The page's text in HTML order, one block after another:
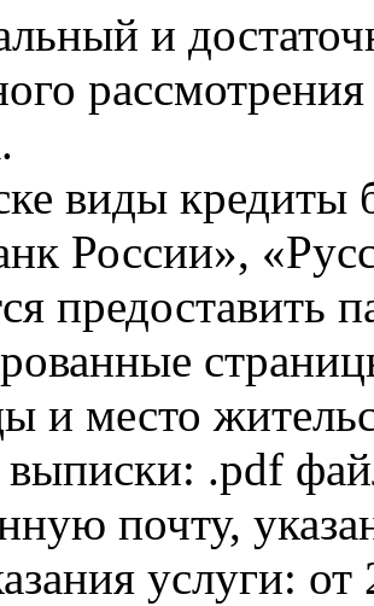
и
виды кредиты
России»,
предоставить
и место
.pdf
почту,
услуги: от